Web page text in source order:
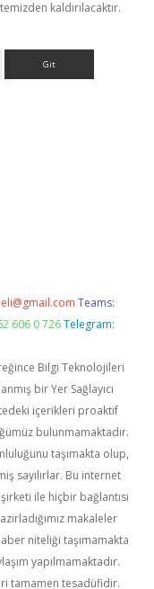
kaldırılacaktır.
Teams:
606 0 726 Telegram:
Bilgi Teknolojileri
bir Yer Sağlayıcı
içerikleri proaktif
bulunmamaktadır.
taşımakta olup,
sayılırlar. Bu internet
ile hiçbir bağlantısı
makaleler
niteliği taşımamakta
yapılmamaktadır.
tamamen tesadüfidir.